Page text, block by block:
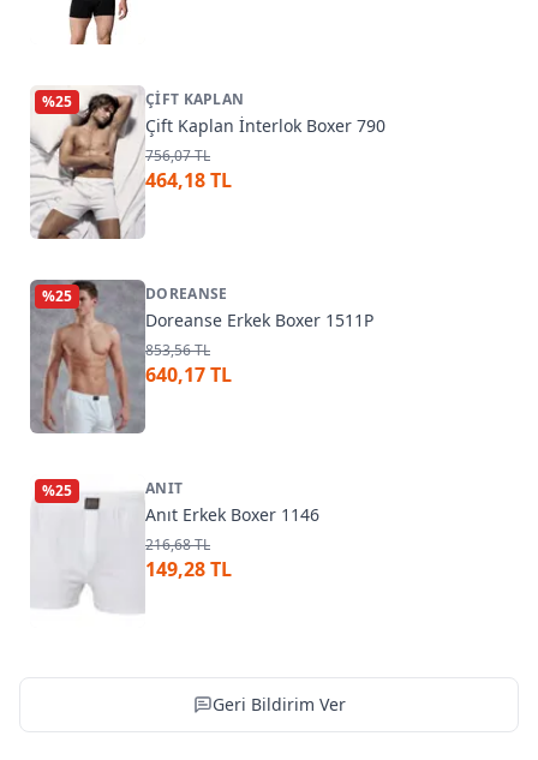
%25 ÇIFT KAPLAN
Çift Kaplan İnterlok Boxer 790
756,07 TL
464,18 TL
%25 DOREANSE
Doreanse Erkek Boxer 1511P
853,56 TL
640,17 TL
%25 ANIT
Anıt Erkek Boxer 1146
216,68 TL
149,28 TL
Geri Bildirim Ver